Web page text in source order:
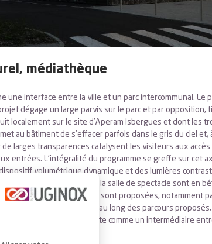
médiathèque
une interface entre la ville et un parc intercommunal.
dégage un large parvis sur le parc et par opposition,
localement sur le site d’Aperam Isbergues et dont
au bâtiment de s’effacer parfois dans le gris du ciel
larges transparences catalysent les visiteurs aux
entrées. L’intégralité du programme se greffe sur cet
volumétrique dynamique et des lumières
et variés. Les murs de la salle de spectacle sont en
posturesde lecture sont proposées, notamment
un espace confiné. Tout au long des parcours
équipement se présente comme un intermédiaire